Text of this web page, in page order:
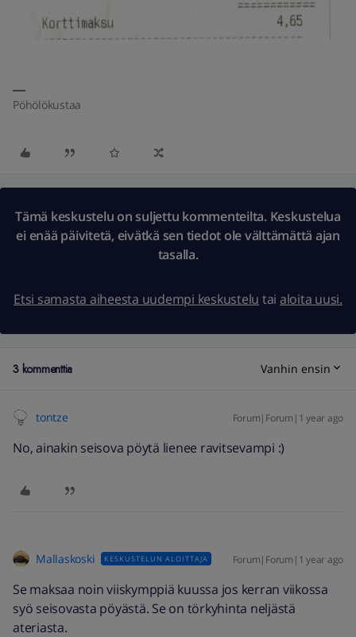
Pöhölökustaa
Tämä keskustelu on suljettu kommenteilta. Keskustelua
ei enää päivitetä, eivätkä sen tiedot ole välttämättä ajan
tasalla.
Etsi samasta aiheesta uudempi keskustelu tai aloita uusi.
3 kommenttia Vanhin ensin
tontze Forum|Forum|1 year ago
No, ainakin seisova pöytä lienee ravitsevampi :)
Mallaskoski KESKUSTELUN ALOITTAJA Forum|Forum|1 year ago
Se maksaa noin viiskymppiä kuussa jos kerran viikossa
syö seisovasta pöyästä. Se on törkyhinta neljästä
ateriasta.